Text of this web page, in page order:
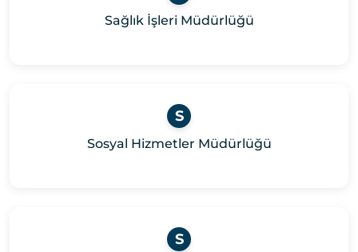
Sağlık İşleri Müdürlüğü
S
Sosyal Hizmetler Müdürlüğü
S